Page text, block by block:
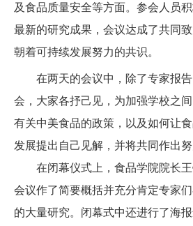
及食品质量安全等方面。参会人员
最新的研究成果，会议达成了共同
朝着可持续发展努力的共识。
在两天的会议中，除了专家报
会，大家各抒己见，为加强学校之
有关中美食品的政策，以及如何让
发展提出自己见解，并将共同作出努
在闭幕仪式上，食品学院院长
会议作了简要概括并充分肯定专家
的大量研究。闭幕式中还进行了海报